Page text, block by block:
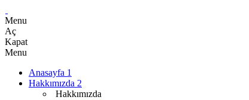
Menu
Aç
Kapat
Menu
Anasayfa 1
Hakkımızda 2
Hakkımızda